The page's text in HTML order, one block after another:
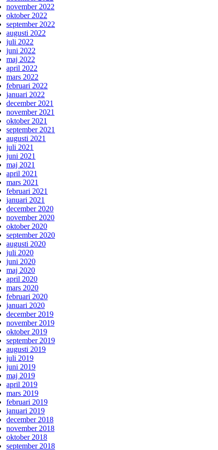
november 2022
oktober 2022
september 2022
augusti 2022
juli 2022
juni 2022
maj 2022
april 2022
mars 2022
februari 2022
januari 2022
december 2021
november 2021
oktober 2021
september 2021
augusti 2021
juli 2021
juni 2021
maj 2021
april 2021
mars 2021
februari 2021
januari 2021
december 2020
november 2020
oktober 2020
september 2020
augusti 2020
juli 2020
juni 2020
maj 2020
april 2020
mars 2020
februari 2020
januari 2020
december 2019
november 2019
oktober 2019
september 2019
augusti 2019
juli 2019
juni 2019
maj 2019
april 2019
mars 2019
februari 2019
januari 2019
december 2018
november 2018
oktober 2018
september 2018